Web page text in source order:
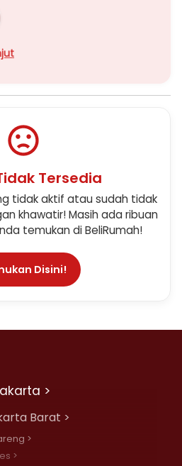
Tersedia
tidak aktif atau sudah tidak
khawatir! Masih ada ribuan
temukan di BeliRumah!
Disini!
>
Barat >
>
>